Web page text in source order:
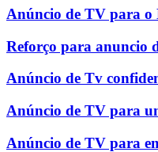
Anúncio de TV para o
Reforço para anuncio
Anúncio de Tv
Anúncio de TV para
Anúncio de TV para